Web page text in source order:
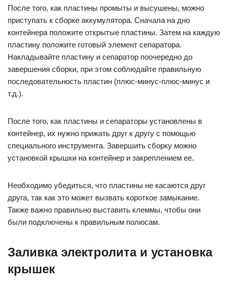
После того, как пластины промыты и высушены, можно
приступать к сборке аккумулятора. Сначала на дно
контейнера положите открытые пластины. Затем на каждую
пластину положите готовый элемент сепаратора.
Накладывайте пластину и сепаратор поочередно до
завершения сборки, при этом соблюдайте правильную
последовательность пластин (плюс-минус-плюс-минус и
т.д.).
После того, как пластины и сепараторы установлены в
контейнер, их нужно прижать друг к другу с помощью
специального инструмента. Завершить сборку можно
установкой крышки на контейнер и закреплением ее.
Необходимо убедиться, что пластины не касаются друг
друга, так как это может вызвать короткое замыкание.
Также важно правильно выставить клеммы, чтобы они
были подключены к правильным полюсам.
Заливка электролита и установка
крышек